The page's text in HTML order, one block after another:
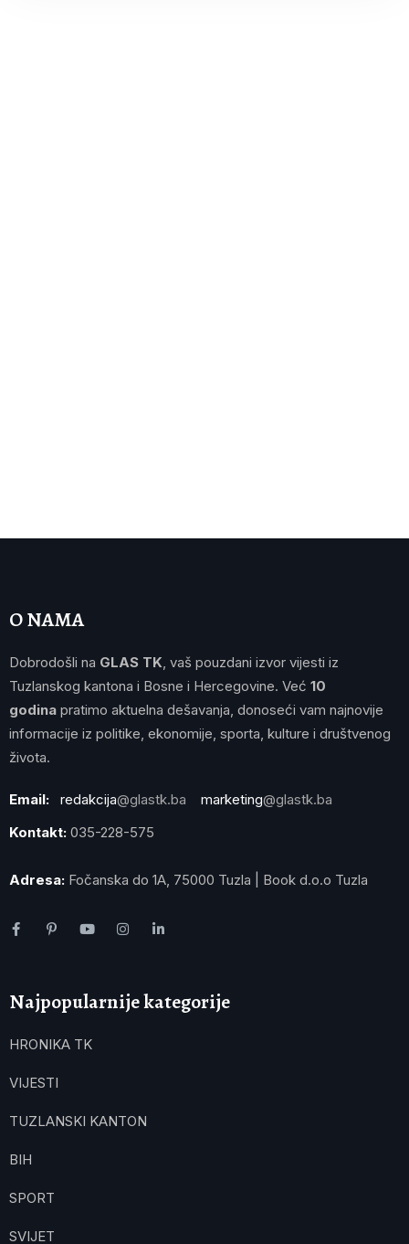
O NAMA
Dobrodošli na GLAS TK , vaš pouzdani izvor vijesti iz
Tuzlanskog kantona i Bosne i Hercegovine. Već 10
godina pratimo aktuelna dešavanja, donoseći vam najnovije
informacije iz politike, ekonomije, sporta, kulture i društvenog
života.
Email: redakcija@glastk.ba marketing@glastk.ba
Kontakt: 035-228-575
Adresa: Fočanska do 1A, 75000 Tuzla | Book d.o.o Tuzla
Najpopularnije kategorije
HRONIKA TK
VIJESTI
TUZLANSKI KANTON
BIH
SPORT
SVIJET